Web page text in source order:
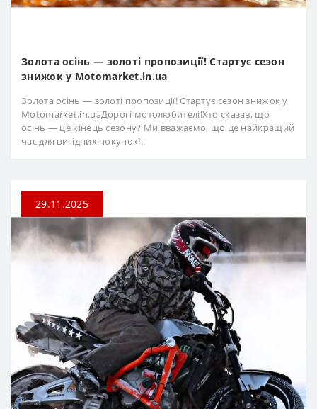
Золота осінь — золоті пропозиції! Стартує сезон
знижок у Motomarket.in.ua
Золота осінь — золоті пропозиції! Стартує сезон знижок у
Motomarket.in.uaДорогі мотолюбителі!Хто сказав, що
осінь — це кінець сезону? Ми вважаємо, що це найкращий
час для вигідних покупок!..
29.11.2025